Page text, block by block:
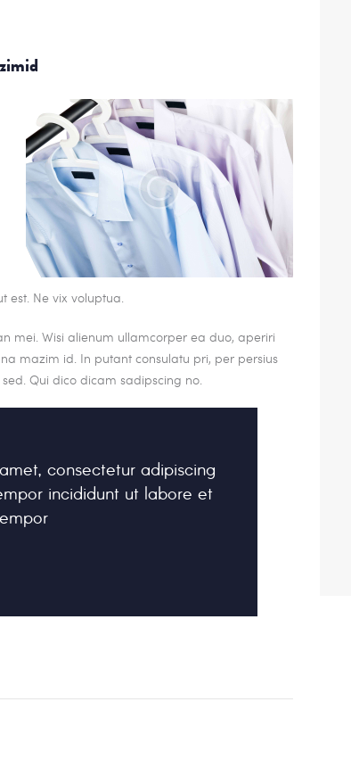
est. Ne vix voluptua.
mei. Wisi alienum ullamcorper ea duo, aperiri
mazim id. In putant consulatu pri, per persius
Qui dico dicam sadipscing no.
consectetur adipiscing
incididunt ut labore et